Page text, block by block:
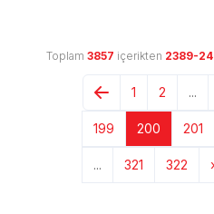
Toplam 3857 içerikten 2389-
1 2 ...
199 200 201
... 321 322 ›